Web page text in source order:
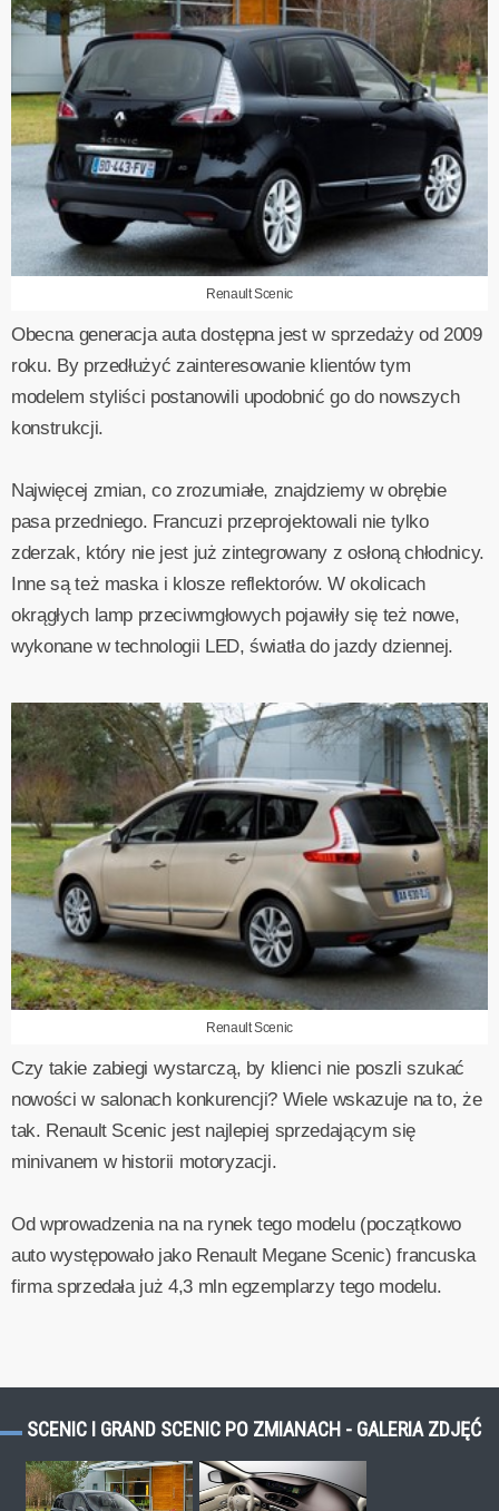
Renault Scenic
Obecna generacja auta dostępna jest w sprzedaży od 2009
roku. By przedłużyć zainteresowanie klientów tym
modelem styliści postanowili upodobnić go do nowszych
konstrukcji.
Najwięcej zmian, co zrozumiałe, znajdziemy w obrębie
pasa przedniego. Francuzi przeprojektowali nie tylko
zderzak, który nie jest już zintegrowany z osłoną chłodnicy.
Inne są też maska i klosze reflektorów. W okolicach
okrągłych lamp przeciwmgłowych pojawiły się też nowe,
wykonane w technologii LED, światła do jazdy dziennej.
Renault Scenic
Czy takie zabiegi wystarczą, by klienci nie poszli szukać
nowości w salonach konkurencji? Wiele wskazuje na to, że
tak. Renault Scenic jest najlepiej sprzedającym się
minivanem w historii motoryzacji.
Od wprowadzenia na na rynek tego modelu (początkowo
auto występowało jako Renault Megane Scenic) francuska
firma sprzedała już 4,3 mln egzemplarzy tego modelu.
SCENIC I GRAND SCENIC PO ZMIANACH - GALERIA ZDJĘĆ